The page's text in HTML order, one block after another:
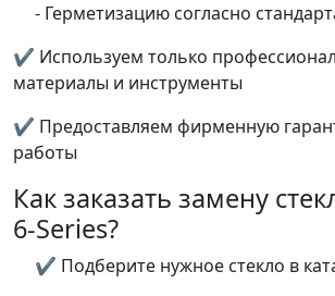
- Герметизацию согласно
✔ Используем только
материалы и инструменты
✔ Предоставляем фирменную
работы
Как заказать замену
6-Series?
✔ Подберите нужное стекло в